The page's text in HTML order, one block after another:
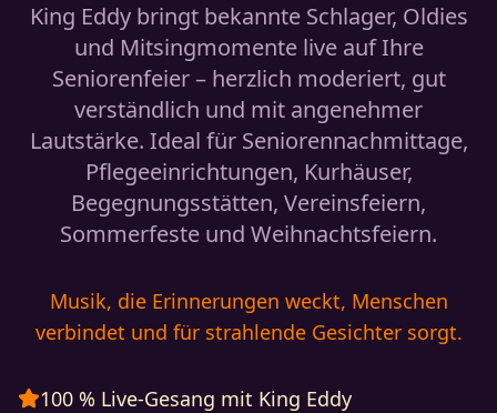
King Eddy bringt bekannte Schlager, Oldies
und Mitsingmomente live auf Ihre
Seniorenfeier – herzlich moderiert, gut
verständlich und mit angenehmer
Lautstärke. Ideal für Seniorennachmittage,
Pflegeeinrichtungen, Kurhäuser,
Begegnungsstätten, Vereinsfeiern,
Sommerfeste und Weihnachtsfeiern.
Musik, die Erinnerungen weckt, Menschen
verbindet und für strahlende Gesichter sorgt.
100 % Live-Gesang mit King Eddy